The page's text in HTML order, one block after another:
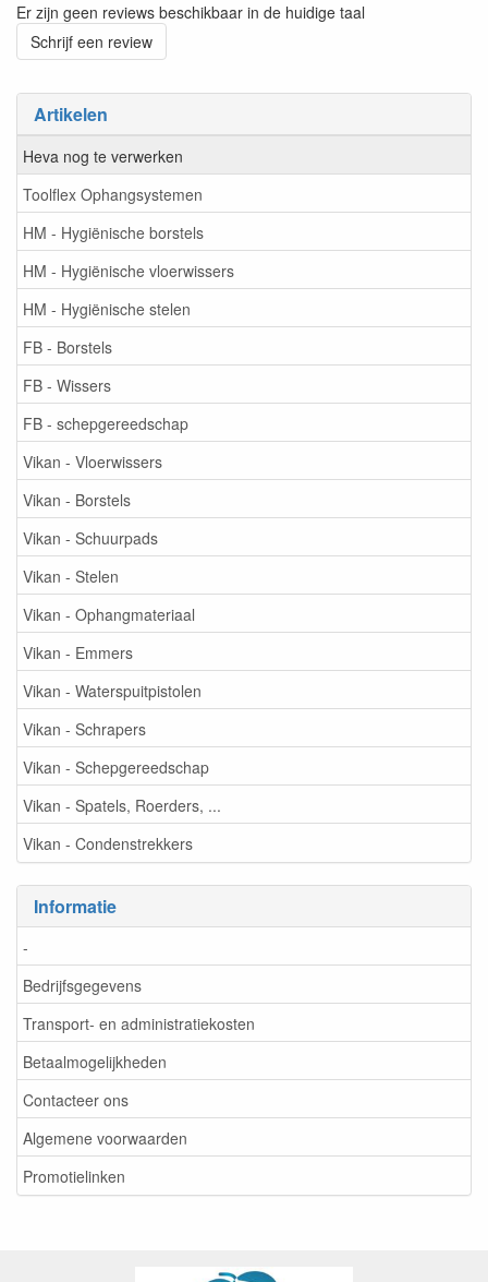
Artikelen
Heva nog te verwerken
Toolflex Ophangsystemen
HM - Hygiënische borstels
HM - Hygiënische vloerwissers
HM - Hygiënische stelen
FB - Borstels
FB - Wissers
FB - schepgereedschap
Vikan - Vloerwissers
Vikan - Borstels
Vikan - Schuurpads
Vikan - Stelen
Vikan - Ophangmateriaal
Vikan - Emmers
Vikan - Waterspuitpistolen
Vikan - Schrapers
Vikan - Schepgereedschap
Vikan - Spatels, Roerders, ...
Vikan - Condenstrekkers
Informatie
-
Bedrijfsgegevens
Transport- en administratiekosten
Betaalmogelijkheden
Contacteer ons
Algemene voorwaarden
Promotielinken
Er zijn geen reviews beschikbaar in de huidige taal
Schrijf een review